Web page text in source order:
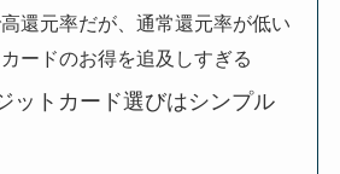
還元率だが、通常還元率が低い
ードのお得を追及しすぎる
ットカード選びはシンプル